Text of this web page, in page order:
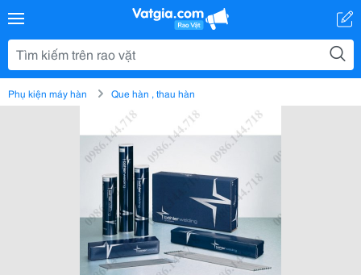
Phụ kiện máy hàn Que hàn , thau hàn